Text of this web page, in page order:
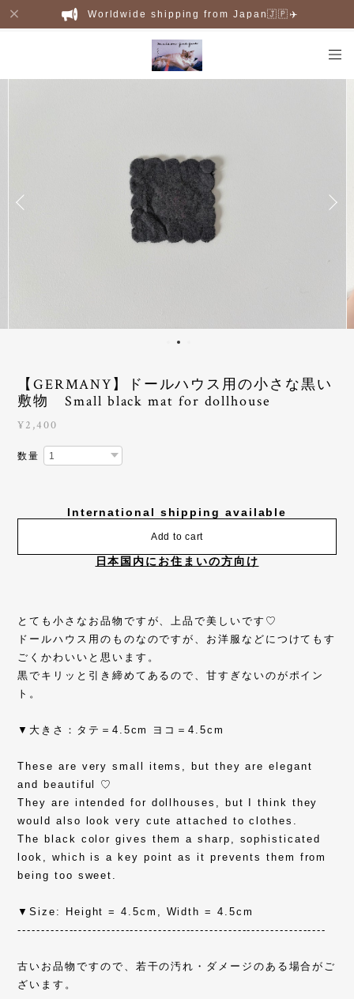
Worldwide shipping from Japan🇯🇵✈️
【GERMANY】ドールハウス用の小さな黒い
敷物 Small black mat for dollhouse
¥2,400
数量
International shipping available
Add to cart
日本国内にお住まいの方向け
とても小さなお品物ですが、上品で美しいです♡
ドールハウス用のものなのですが、お洋服などにつけてもす
ごくかわいいと思います。
黒でキリッと引き締めてあるので、甘すぎないのがポイン
ト。
▼大きさ：タテ＝4.5cm ヨコ＝4.5cm
These are very small items, but they are elegant
and beautiful ♡
They are intended for dollhouses, but I think they
would also look very cute attached to clothes.
The black color gives them a sharp, sophisticated
look, which is a key point as it prevents them from
being too sweet.
▼Size: Height = 4.5cm, Width = 4.5cm
------------------------------------------------------------------
古いお品物ですので、若干の汚れ・ダメージのある場合がご
ざいます。